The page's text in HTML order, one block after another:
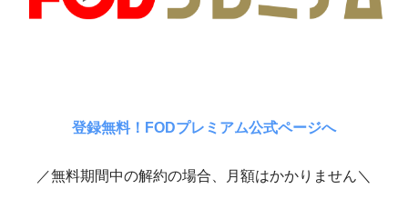
登録無料！FODプレミアム公式ページへ
／無料期間中の解約の場合、月額はかかりません＼